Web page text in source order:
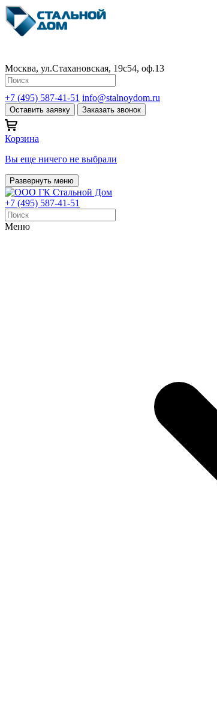
Москва, ул.Стахановская, 19с54, оф.13
+7 (495) 587-41-51 info@stalnoydom.ru
Оставить заявку Заказать звонок
Корзина
Вы еще ничего не выбрали
Развернуть меню
+7 (495) 587-41-51
Меню